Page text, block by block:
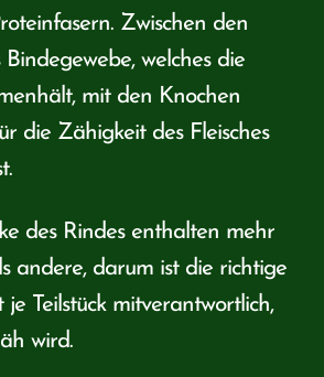
Zwischen den
welches die
mit den Knochen
die Zähigkeit des Fleisches
des Rindes enthalten mehr
andere, darum ist die richtige
Teilstück mitverantwortlich,
wird.